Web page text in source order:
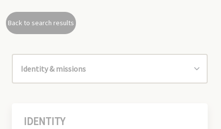
Back to search results
IDENTITY